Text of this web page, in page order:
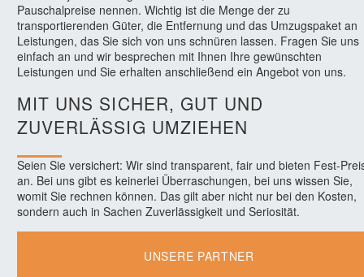
Pauschalpreise nennen. Wichtig ist die Menge der zu
transportierenden Güter, die Entfernung und das Umzugspaket an
Leistungen, das Sie sich von uns schnüren lassen. Fragen Sie uns
einfach an und wir besprechen mit Ihnen Ihre gewünschten
Leistungen und Sie erhalten anschließend ein Angebot von uns.
MIT UNS SICHER, GUT UND
ZUVERLÄSSIG UMZIEHEN
Seien Sie versichert: Wir sind transparent, fair und bieten Fest-
an. Bei uns gibt es keinerlei Überraschungen, bei uns wissen Sie,
womit Sie rechnen können. Das gilt aber nicht nur bei den Kosten,
sondern auch in Sachen Zuverlässigkeit und Seriosität.
UNSERE PARTNER